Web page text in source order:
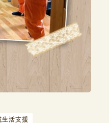
生活支援